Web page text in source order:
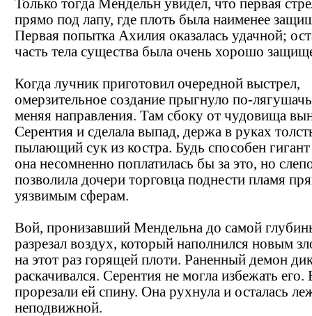
Только тогда Мендельн увидел, что первая
прямо под лапу, где плоть была наименее
Первая попытка Ахилия оказалась удачной;
часть тела существа была очень хорошо
Когда лучник приготовил очередной выстрел,
омерзительное создание прыгнуло по-
меняя направления. Там сбоку от чудовища
Серентия и сделала выпад, держа в руках
пылающий сук из костра. Будь способен гигант
она несомненно поплатилась бы за это, но
позволила дочери торговца поднести пламя
уязвимым сферам.
Вой, пронизавший Мендельна до самой
разрезал воздух, который наполнился новым
на этот раз горящей плоти. Раненный демон
раскачивался. Серентия не могла избежать его.
прорезали ей спину. Она рухнула и осталась
неподвижной.